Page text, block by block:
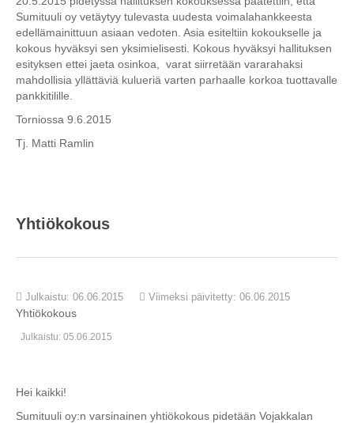
Sumituuli oy vetäytyy tulevasta uudesta voimalahankkeesta
edellämainittuun asiaan vedoten. Asia esiteltiin kokoukselle ja
kokous hyväksyi sen yksimielisesti. Kokous hyväksyi hallituksen
esityksen ettei jaeta osinkoa, varat siirretään vararahaksi
mahdollisia yllättäviä kulueriä varten parhaalle korkoa tuottavalle
pankkitilille.
Torniossa 9.6.2015
Tj. Matti Ramlin
Yhtiökokous
Julkaistu: 06.06.2015 Viimeksi päivitetty: 06.06.2015
Yhtiökokous
Julkaistu: 05.06.2015
Hei kaikki!
Sumituuli oy:n varsinainen yhtiökokous pidetään Vojakkalan